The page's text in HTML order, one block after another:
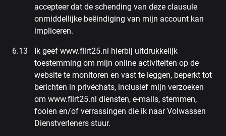
accepteer dat de schending van deze clausule
onmiddellijke beëindiging van mijn account kan
impliceren.
Ik geef www.flirt25.nl hierbij uitdrukkelijk
toestemming om mijn online activiteiten op de
website te monitoren en vast te leggen, beperkt tot
berichten in privéchats, inclusief mijn verzoeken
om www.flirt25.nl diensten, e-mails, stemmen,
fooien en/of verrassingen die ik naar Volwassen
Dienstverleners stuur.